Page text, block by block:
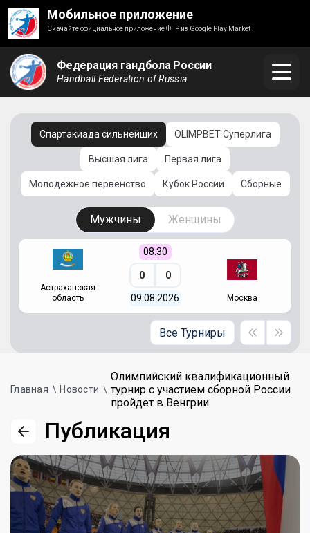
Мобильное приложение
Скачайте официальное приложение ФГР из Google Play Market
Федерация гандбола России
Handball Federation of Russia
Спартакиада сильнейших OLIMPBET Суперлига
Высшая лига Первая лига
Молодежное первенство Кубок России Сборные
Мужчины Женщины
Астраханская
область
08:30
0 0
09.08.2026 Москва
Все Турниры
Главная Новости
Олимпийский квалификационный
турнир с участием сборной России
пройдет в Венгрии
Публикация